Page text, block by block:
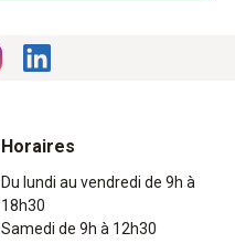
Horaires
Du lundi au vendredi de 9h à
18h30
Samedi de 9h à 12h30